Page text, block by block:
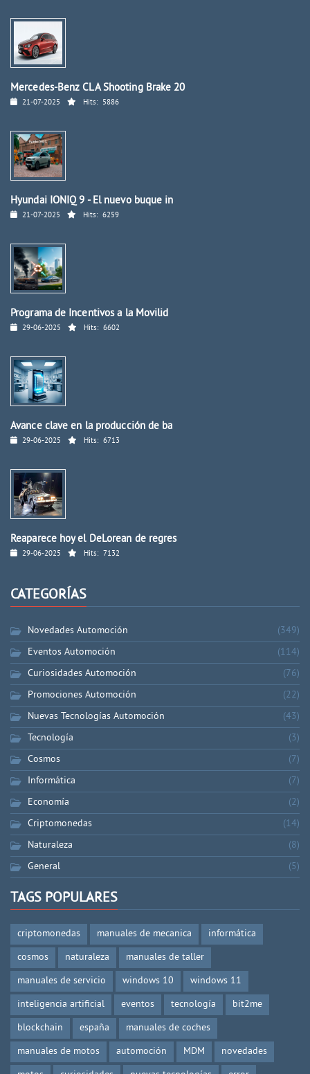
Mercedes-Benz CLA Shooting Brake 20
21-07-2025 Hits: 5886
Hyundai IONIQ 9 - El nuevo buque in
21-07-2025 Hits: 6259
Programa de Incentivos a la Movilid
29-06-2025 Hits: 6602
Avance clave en la producción de ba
29-06-2025 Hits: 6713
Reaparece hoy el DeLorean de regres
29-06-2025 Hits: 7132
CATEGORÍAS
Novedades Automoción
(349)
Eventos Automoción
(114)
Curiosidades Automoción
(76)
Promociones Automoción
(22)
Nuevas Tecnologías Automoción
(43)
Tecnología
(3)
Cosmos
(7)
Informática
(7)
Economía
(2)
Criptomonedas
(14)
Naturaleza
(8)
General
(5)
TAGS POPULARES
criptomonedas manuales de mecanica
informática
cosmos
naturaleza
manuales de taller
manuales de servicio
windows 10
windows 11
inteligencia artificial
eventos tecnología
bit2me
blockchain
españa
manuales de coches
manuales de motos
automoción MDM
novedades